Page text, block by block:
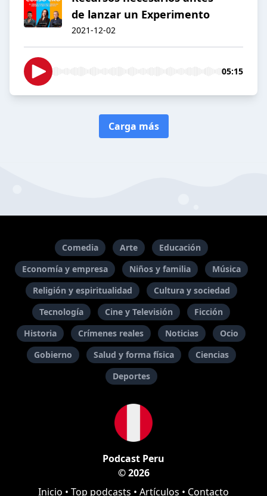
de lanzar un Experimento
2021-12-02
05:15
Carga más
Comedia Arte
Educación
Economía y empresa
Niños y familia
Música
Religión y espiritualidad
Cultura y sociedad
Tecnología
Cine y Televisión
Ficción
Historia
Crímenes reales Noticias
Ocio
Gobierno
Salud y forma física
Ciencias
Deportes
Podcast Peru
© 2026
Inicio • Top podcasts • Artículos • Contacto